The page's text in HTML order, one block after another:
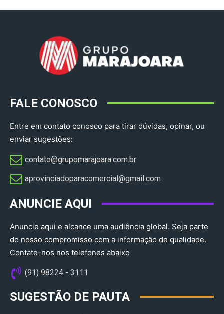
FALE CONOSCO
Entre em contato conosco para tirar dúvidas, opinar, ou
enviar sugestões:
contato@grupomarajoara.com.br
aprovinciadoparacomercial@gmail.com​
ANUNCIE AQUI
Anuncie aqui e alcance uma audiência global. Seja parte
do nosso compromisso com a informação de qualidade.
Contate-nos nos telefones abaixo
(91) 98224 - 3111
SUGESTÃO DE PAUTA